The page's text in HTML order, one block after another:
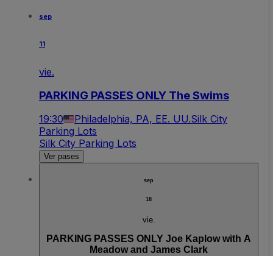
sep
11
vie.
PARKING PASSES ONLY The Swims
19:30 Philadelphia, PA, EE. UU.Silk City
Parking Lots
Silk City Parking Lots
Ver pases
sep
18
vie.
PARKING PASSES ONLY Joe Kaplow with A
Meadow and James Clark